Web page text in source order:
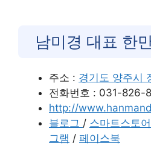
남미경 대표 한
주소 : 경기도 양주시
전화번호 : 031-826-
http://
블로그 / 스마트스토어
그램 / 페이스북